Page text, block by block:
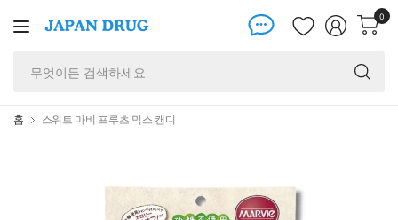
0
홈 스위트 마비 프루츠 믹스 캔디